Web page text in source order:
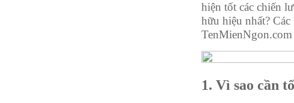
hiện tốt các chiến
hữu hiệu nhất?
1. Vì sao cần